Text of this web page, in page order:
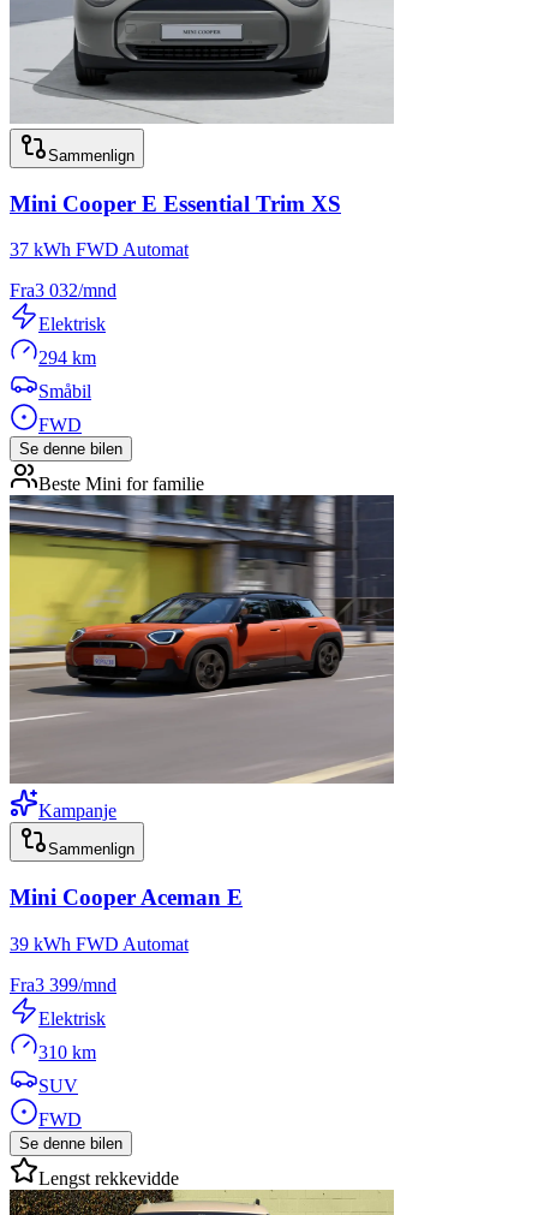
Sammenlign
Mini Cooper E Essential Trim XS
37 kWh FWD Automat
Fra3 032/mnd
Elektrisk
294 km
Småbil
FWD
Se denne bilen
Beste Mini for familie
Kampanje
Sammenlign
Mini Cooper Aceman E
39 kWh FWD Automat
Fra3 399/mnd
Elektrisk
310 km
SUV
FWD
Se denne bilen
Lengst rekkevidde